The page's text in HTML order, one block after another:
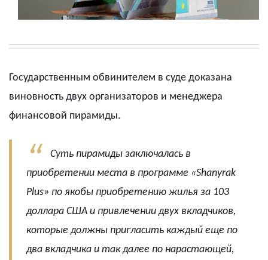
Государственным обвинителем в суде доказана
виновность двух организаторов и менеджера
финансовой пирамиды.
Суть пирамиды заключалась в
приобретении места в программе «Shanyrak
Plus» по якобы приобретению жилья за 103
доллара США и привлечении двух вкладчиков,
которые должны пригласить каждый еще по
два вкладчика и так далее по нарастающей,